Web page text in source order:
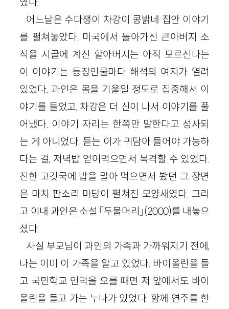
어느날은 수다쟁이 차강이 콩밝네 집안 이야기
를 펼쳐놓았다. 미국에서 돌아가신 큰아버지 소
식을 시골에 계신 할아버지는 아직 모르신다는
이 이야기는 등장인물마다 해석의 여지가 열려
있었다. 과인은 몸을 기울일 정도로 집중해서 이
야기를 들었고, 차강은 더 신이 나서 이야기를 풀
어냈다. 이야기 자리는 한쪽만 말한다고 성사되
는 게 아니었다. 듣는 이가 귀담아 들어야 가능하
다는 걸, 저녁밥 얻어먹으면서 목격할 수 있었다.
진한 고깃국에 밥을 말아 먹으면서 봤던 그 장면
은 마치 판소리 마당이 펼쳐진 모양새였다. 그리
고 이내 과인은 소설 「두물머리」(2000)를 내놓으
셨다.
사실 부모님이 과인의 가족과 가까워지기 전에,
나는 이미 이 가족을 알고 있었다. 바이올린을 들
고 국민학교 언덕을 오를 때면 저 앞에서도 바이
올린을 들고 가는 누나가 있었다. 함께 연주를 한